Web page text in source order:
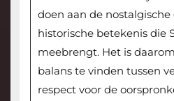
doen aan de
historische betekenis die
meebrengt. Het is
balans te vinden tussen
respect voor de